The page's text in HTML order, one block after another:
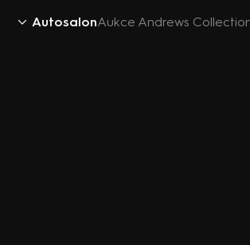
AutosalonAukce Andrews